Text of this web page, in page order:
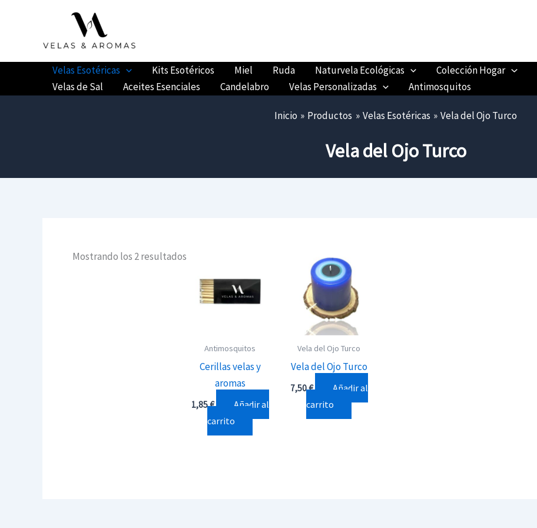
Velas Esotéricas Kits Esotéricos Miel Ruda Naturvela Ecológicas Colección Hogar
Velas de Sal
Aceites Esenciales Candelabro Velas Personalizadas Antimosquitos
Inicio Productos Velas Esotéricas Vela del Ojo Turco
Vela del Ojo Turco
Mostrando los 2 resultados
Antimosquitos
Cerillas velas y
aromas
1,85€
Añadir al
carrito
Vela del Ojo Turco
Vela del Ojo Turco
7,50€
Añadir al
carrito